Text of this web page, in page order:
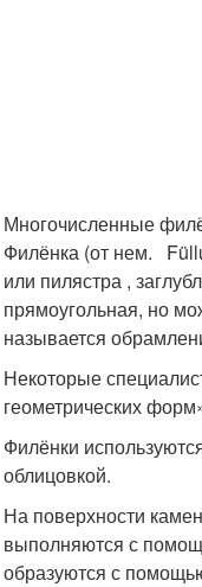
Многочисленные
Филёнка (от нем.
или пилястра ,
прямоугольная, но
называется
Некоторые
геометрических
Филёнки
облицовкой.
На поверхности
выполняются с
образуются с